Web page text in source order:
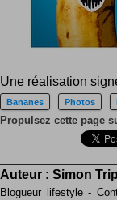
Une réalisation
Bananes Photos
Propulsez cette page
Auteur : Simon
Blogueur lifestyle -